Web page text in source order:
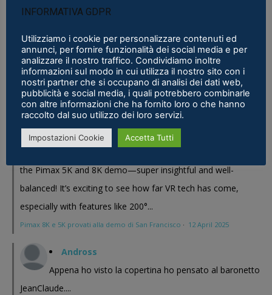
sostanza i prodotti cinesi...
Quest - VR ITALIA·25 February 2026
Fabio
Se fosse disponibile lo prenderei al volo
Samsung Galaxy XR è realtà, ma ne avevamo bisogno? ·16 January 2026
Eric Marcus
the Pimax 5K and 8K demo—super insightful and well-
balanced! It’s exciting to see how far VR tech has come,
especially with features like 200°...
Pimax 8K e 5K provati alla demo di San Francisco · 12 April 2025
Andross
Appena ho visto la copertina ho pensato al baronetto
JeanClaude....
INFORMATIVA GDPR
Utilizziamo i cookie per personalizzare contenuti ed
annunci, per fornire funzionalità dei social media e per
analizzare il nostro traffico. Condividiamo inoltre
informazioni sul modo in cui utilizza il nostro sito con i
nostri partner che si occupano di analisi dei dati web,
pubblicità e social media, i quali potrebbero combinarle
con altre informazioni che ha fornito loro o che hanno
raccolto dal suo utilizzo dei loro servizi.
Impostazioni Cookie Accetta Tutti